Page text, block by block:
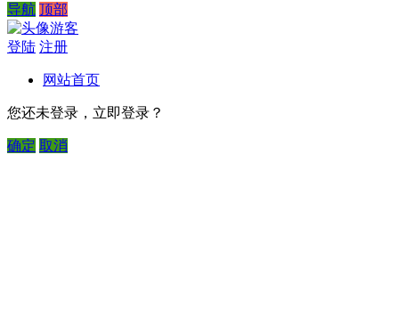
导航 顶部
游客
登陆 注册
网站首页
您还未登录，立即登录？
确定 取消